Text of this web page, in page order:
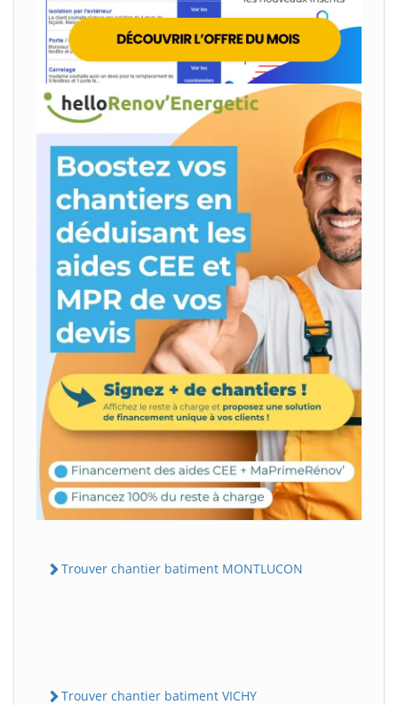
Trouver chantier batiment MONTLUCON
Trouver chantier batiment VICHY